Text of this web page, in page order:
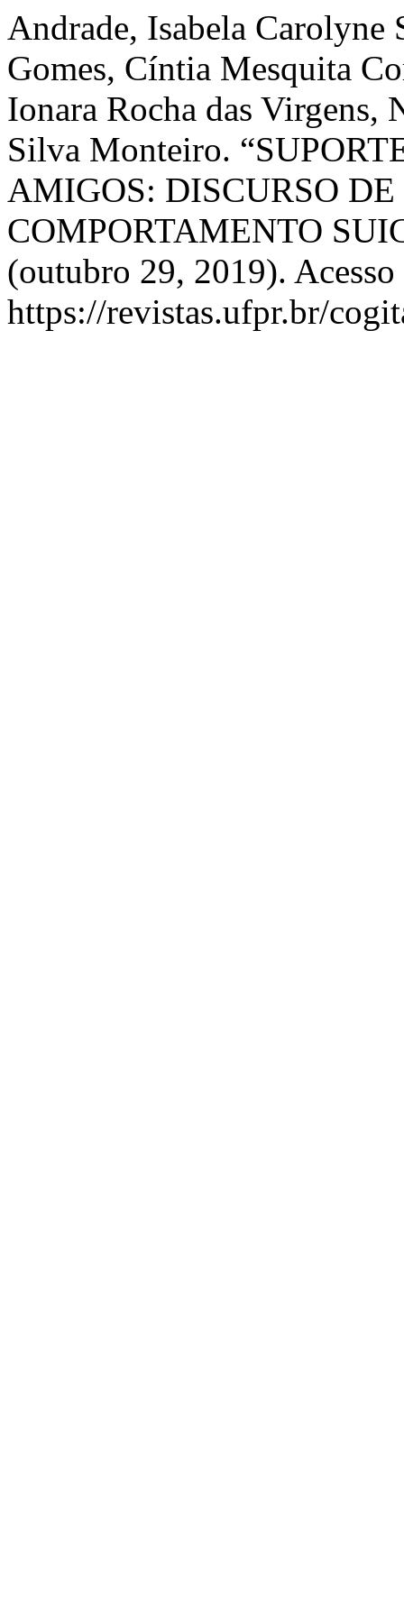
Andrade, Isabela Carolyne
Gomes, Cíntia Mesquita
Ionara Rocha das Virgens,
Silva Monteiro.
AMIGOS: DISCURSO DE
COMPORTAMENTO
(outubro 29, 2019).
https://revistas.ufpr.br/